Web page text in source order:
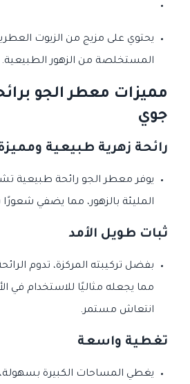
يحتوي على مزيج من الزيوت
المستخلصة من الزهور الطبيعية.
مميزات معطر الجو
جوي
رائحة زهرية طبيعية
يوفر معطر الجو رائحة طبيعية
المليئة بالزهور، مما يضفي شعورًا
ثبات طويل الأمد
بفضل تركيبته المركزة، تدوم
مما يجعله مثاليًا للاستخدام في
انتعاش مستمر.
تغطية واسعة
يغطي المساحات الكبيرة